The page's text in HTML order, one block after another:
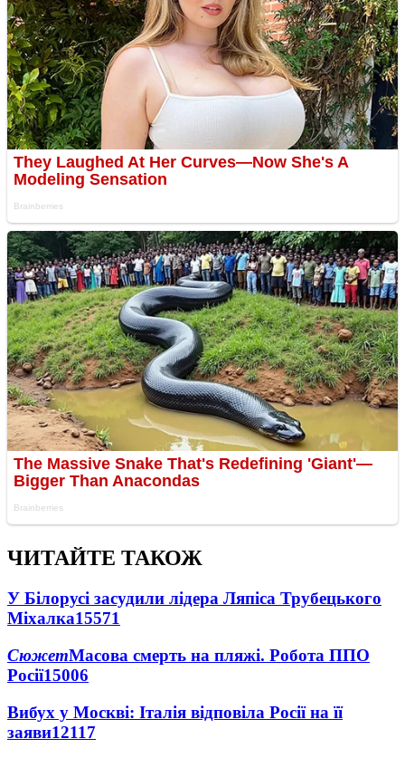
ЧИТАЙТЕ ТАКОЖ
У Білорусі засудили лідера Ляпіса Трубецького
Міхалка15571
СюжетМасова смерть на пляжі. Робота ППО
Росії15006
Вибух у Москві: Італія відповіла Росії на її
заяви12117